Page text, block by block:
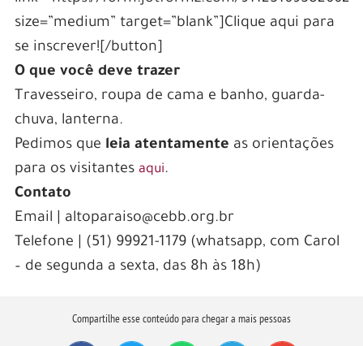
size=”medium” target=”blank”]Clique aqui para
se inscrever![/button]
O que você deve trazer
Travesseiro, roupa de cama e banho, guarda-
chuva, lanterna.
Pedimos que leia atentamente as orientações
para os visitantes aqui.
Contato
Email | altoparaiso@cebb.org.br
Telefone | (51) 99921-1179 (whatsapp, com Carol
– de segunda a sexta, das 8h às 18h)
Compartilhe esse conteúdo para chegar a mais pessoas